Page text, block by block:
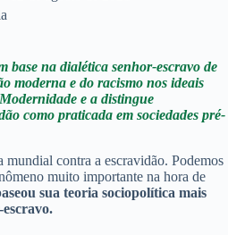
base na dialética senhor-escravo de
moderna e do racismo nos ideais
e a distingue
como praticada em sociedades pré-
contra a escravidão. Podemos
muito importante na hora de
sua teoria sociopolítica mais